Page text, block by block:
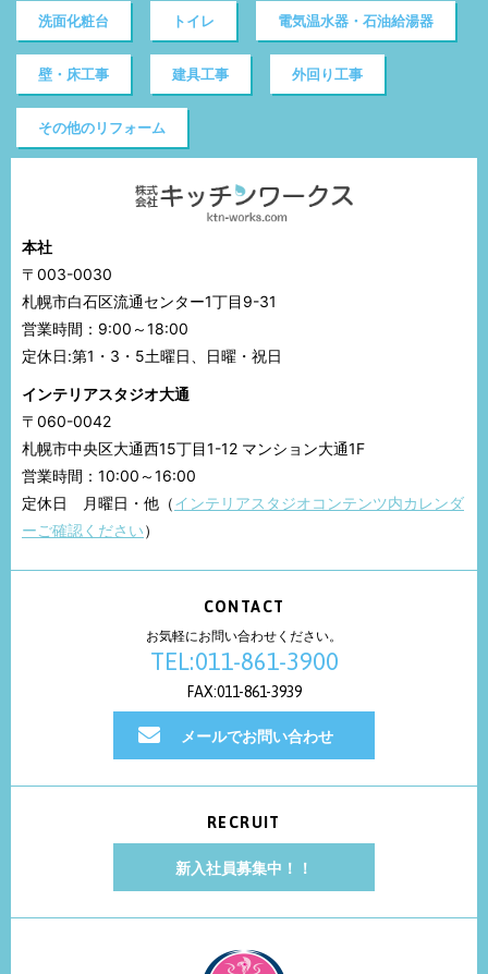
洗面化粧台 トイレ 電気温水器・石油給湯器
壁・床工事 建具工事 外回り工事
その他のリフォーム
本社
〒003-0030
札幌市白石区流通センター1丁目9-31
営業時間：9:00～18:00
定休日:第1・3・5土曜日、日曜・祝日
インテリアスタジオ大通
〒060-0042
札幌市中央区大通西15丁目1-12 マンション大通1F
営業時間：10:00～16:00
定休日 月曜日・他（インテリアスタジオコンテンツ内カレンダ
ーご確認ください）
CONTACT
お気軽にお問い合わせください。
TEL:011-861-3900
FAX:011-861-3939
メールでお問い合わせ
RECRUIT
新入社員募集中！！